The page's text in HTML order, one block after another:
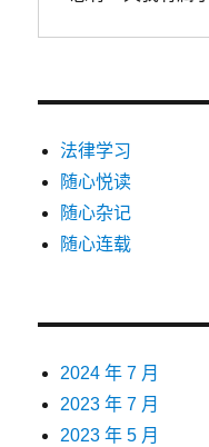
法律学习
随心悦读
随心杂记
随心连载
2024 年 7 月
2023 年 7 月
2023 年 5 月